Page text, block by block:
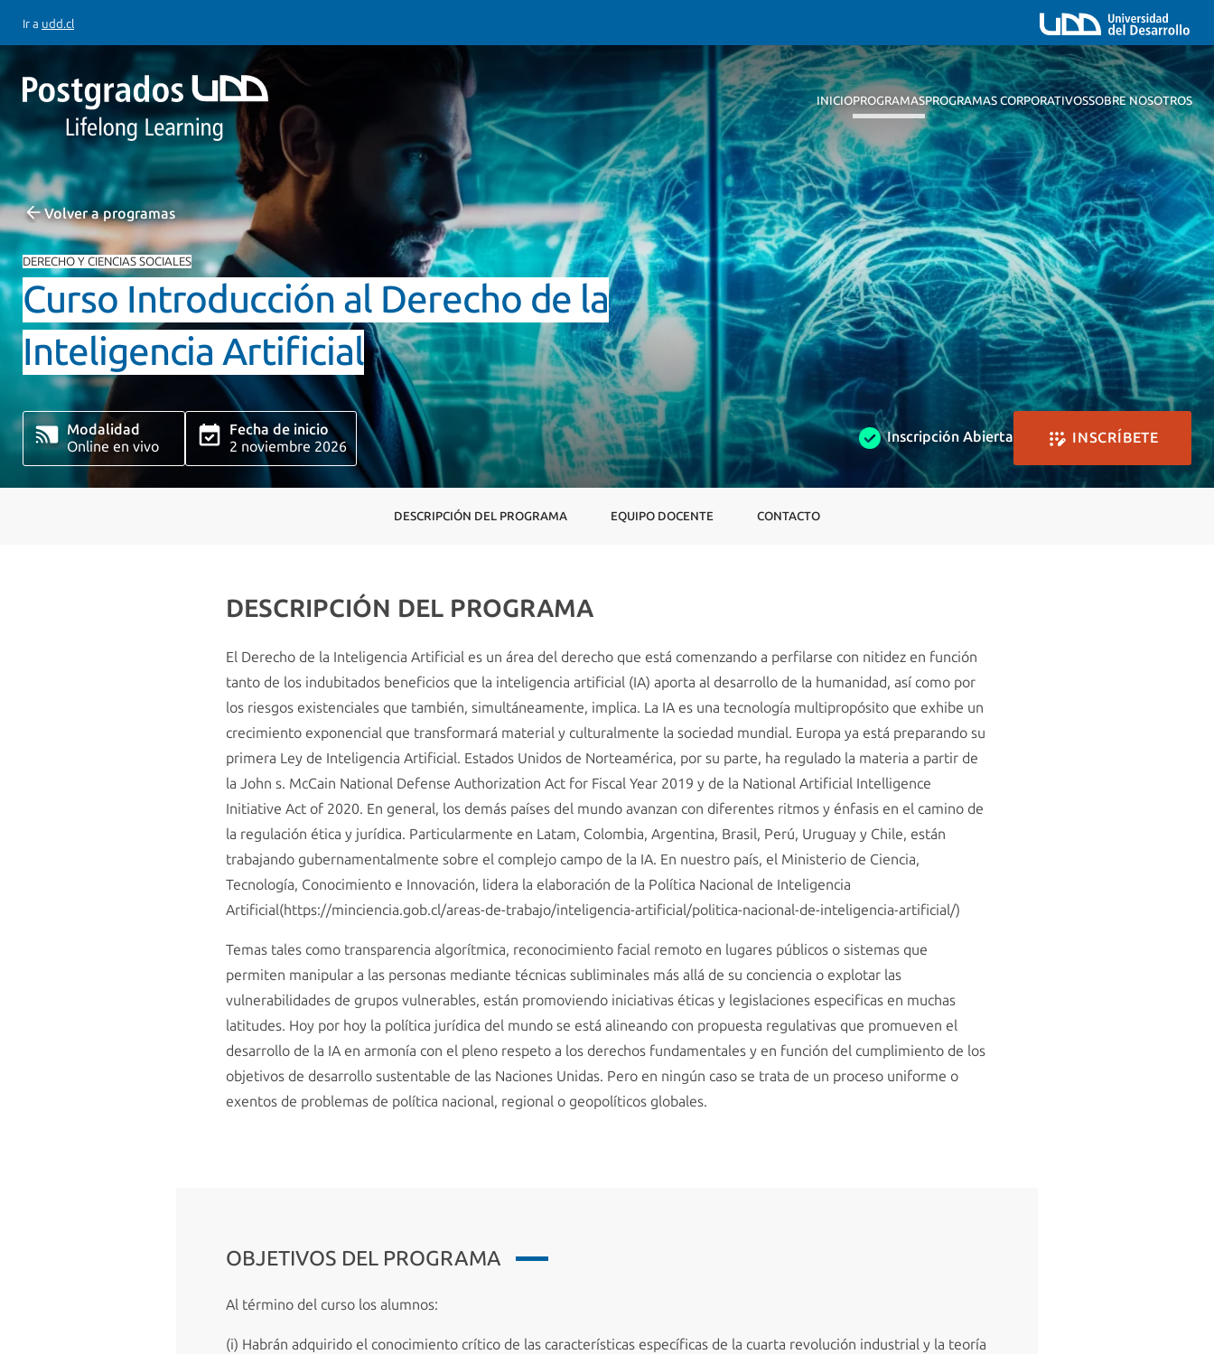
Ir a udd.cl
INICIOPROGRAMASPROGRAMAS CORPORATIVOSSOBRE NOSOTROS
Volver a programas
DERECHO Y CIENCIAS SOCIALES
Curso Introducción al Derecho de la
Inteligencia Artificial
Modalidad
Online en vivo
Fecha de inicio
2 noviembre 2026
Inscripción Abierta INSCRÍBETE
DESCRIPCIÓN DEL PROGRAMA EQUIPO DOCENTE CONTACTO
DESCRIPCIÓN DEL PROGRAMA
El Derecho de la Inteligencia Artificial es un área del derecho que está comenzando a perfilarse con nitidez en función
tanto de los indubitados beneficios que la inteligencia artificial (IA) aporta al desarrollo de la humanidad, así como por
los riesgos existenciales que también, simultáneamente, implica. La IA es una tecnología multipropósito que exhibe un
crecimiento exponencial que transformará material y culturalmente la sociedad mundial. Europa ya está preparando su
primera Ley de Inteligencia Artificial. Estados Unidos de Norteamérica, por su parte, ha regulado la materia a partir de
la John s. McCain National Defense Authorization Act for Fiscal Year 2019 y de la National Artificial Intelligence
Initiative Act of 2020. En general, los demás países del mundo avanzan con diferentes ritmos y énfasis en el camino de
la regulación ética y jurídica. Particularmente en Latam, Colombia, Argentina, Brasil, Perú, Uruguay y Chile, están
trabajando gubernamentalmente sobre el complejo campo de la IA. En nuestro país, el Ministerio de Ciencia,
Tecnología, Conocimiento e Innovación, lidera la elaboración de la Política Nacional de Inteligencia
Artificial(https://minciencia.gob.cl/areas-de-trabajo/inteligencia-artificial/politica-nacional-de-inteligencia-artificial/)
Temas tales como transparencia algorítmica, reconocimiento facial remoto en lugares públicos o sistemas que
permiten manipular a las personas mediante técnicas subliminales más allá de su conciencia o explotar las
vulnerabilidades de grupos vulnerables, están promoviendo iniciativas éticas y legislaciones especificas en muchas
latitudes. Hoy por hoy la política jurídica del mundo se está alineando con propuesta regulativas que promueven el
desarrollo de la IA en armonía con el pleno respeto a los derechos fundamentales y en función del cumplimiento de los
objetivos de desarrollo sustentable de las Naciones Unidas. Pero en ningún caso se trata de un proceso uniforme o
exentos de problemas de política nacional, regional o geopolíticos globales.
OBJETIVOS DEL PROGRAMA
Al término del curso los alumnos:
(i) Habrán adquirido el conocimiento crítico de las características específicas de la cuarta revolución industrial y la teoría